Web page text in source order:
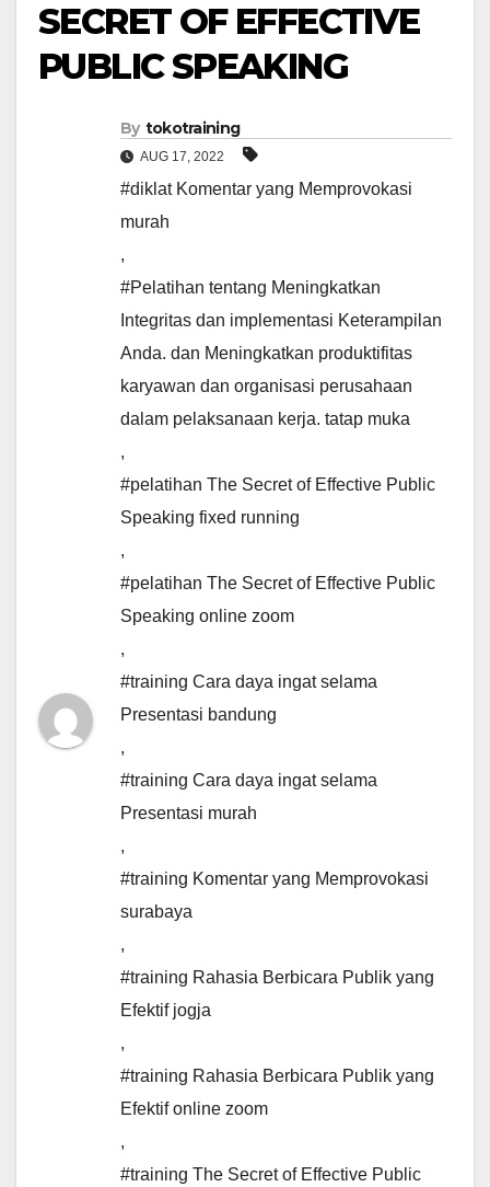
SECRET OF EFFECTIVE
PUBLIC SPEAKING
By tokotraining
AUG 17, 2022
#diklat Komentar yang Memprovokasi
murah
,
#Pelatihan tentang Meningkatkan
Integritas dan implementasi Keterampilan
Anda. dan Meningkatkan produktifitas
karyawan dan organisasi perusahaan
dalam pelaksanaan kerja. tatap muka
,
#pelatihan The Secret of Effective Public
Speaking fixed running
,
#pelatihan The Secret of Effective Public
Speaking online zoom
,
#training Cara daya ingat selama
Presentasi bandung
,
#training Cara daya ingat selama
Presentasi murah
,
#training Komentar yang Memprovokasi
surabaya
,
#training Rahasia Berbicara Publik yang
Efektif jogja
,
#training Rahasia Berbicara Publik yang
Efektif online zoom
,
#training The Secret of Effective Public